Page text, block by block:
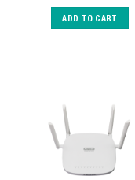
ADD TO CART